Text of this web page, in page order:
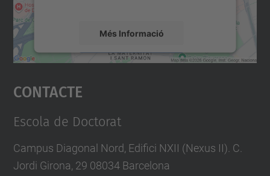
Més Informació
Accepta
powered by
Contacte
Escola de Doctorat
Campus Diagonal Nord, Edifici NXII (Nexus II). C.
Jordi Girona, 29 08034 Barcelona